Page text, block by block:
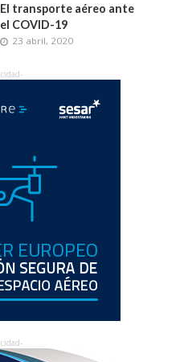
El transporte aéreo ante
el COVID-19
23 abril, 2020